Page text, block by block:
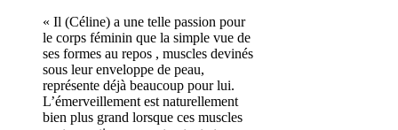
« Il (Céline) a une telle passion pour
le corps féminin que la simple vue de
ses formes au repos , muscles devinés
sous leur enveloppe de peau,
représente déjà beaucoup pour lui.
L’émerveillement est naturellement
bien plus grand lorsque ces muscles